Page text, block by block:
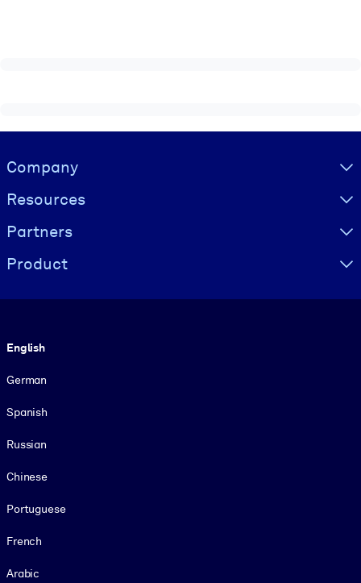
Visually hidden Text
Company
Resources
Partners
Product
English
German
Spanish
Russian
Chinese
Portuguese
French
Arabic